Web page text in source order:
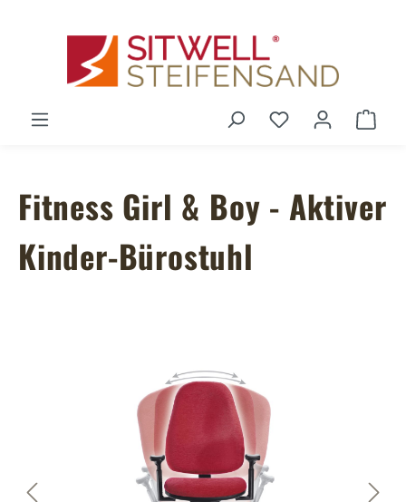
Du hast 0
Fitness Girl & Boy - Aktiver
Kinder-Bürostuhl
Bildergalerie überspringen